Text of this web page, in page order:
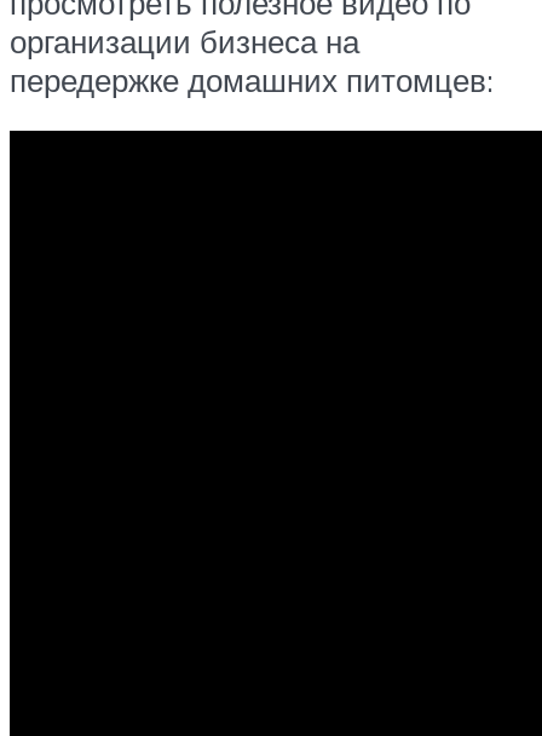
организации бизнеса на
передержке домашних питомцев: